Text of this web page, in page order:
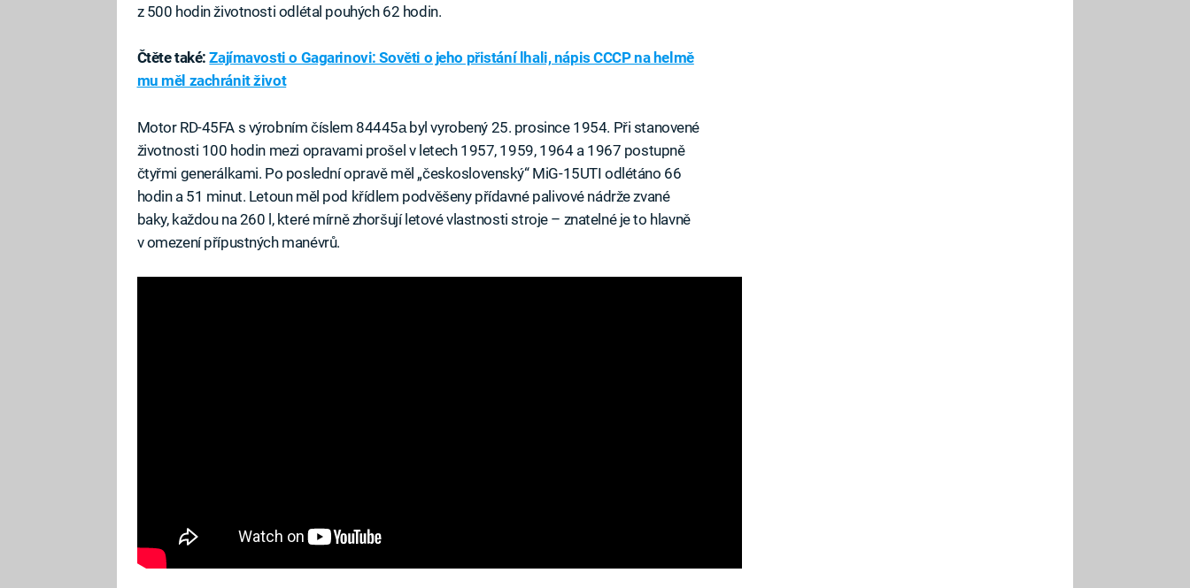
z 500 hodin životnosti odlétal pouhých 62 hodin.
Čtěte také:Zajímavosti o Gagarinovi: Sověti o jeho přistání lhali, nápis CCCP na helmě
mu měl zachránit život
Motor RD-45FA s výrobním číslem 84445а byl vyrobený 25. prosince 1954. Při stanovené
životnosti 100 hodin mezi opravami prošel v letech 1957, 1959, 1964 a 1967 postupně
čtyřmi generálkami. Po poslední opravě měl „československý“ MiG-15UTI odlétáno 66
hodin a 51 minut. Letoun měl pod křídlem podvěšeny přídavné palivové nádrže zvané
baky, každou na 260 l, které mírně zhoršují letové vlastnosti stroje – znatelné je to hlavně
v omezení přípustných manévrů.